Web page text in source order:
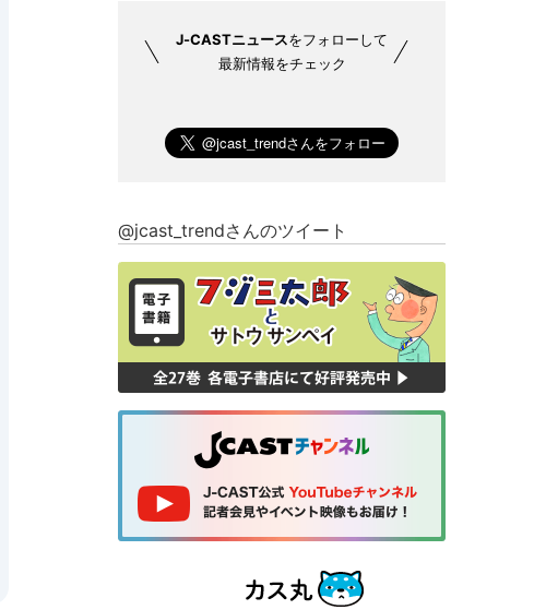
J-CASTニュースをフォローして
最新情報をチェック
@jcast_trendさんのツイート